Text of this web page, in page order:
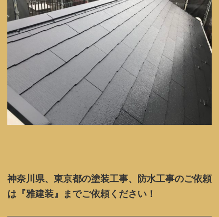
神奈川県、東京都の塗装工事、防水工事のご依頼
は『雅建装』までご依頼ください！